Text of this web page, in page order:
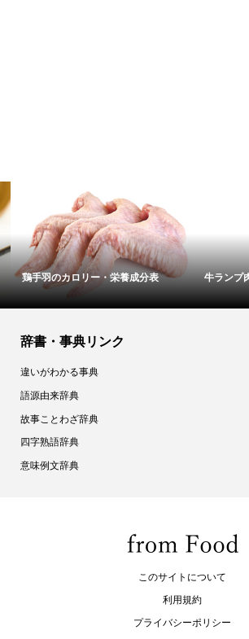
鶏手羽のカロリー・栄養成分表 牛ランプ肉
辞書・事典リンク
違いがわかる事典
語源由来辞典
故事ことわざ辞典
四字熟語辞典
意味例文辞典
このサイトについて
利用規約
プライバシーポリシー